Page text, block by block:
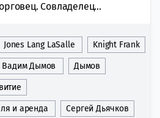
Совладелец...
Jones Lang LaSalle Knight Frank
Вадим Дымов Дымов
и аренда Сергей Дьячков